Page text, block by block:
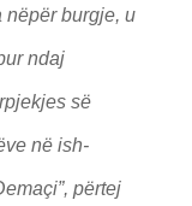
nëpër burgje, u
ndaj
së
në ish-
përtej